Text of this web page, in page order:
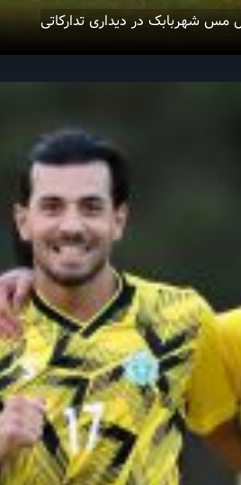
مس شهربابک در دیداری تدارکاتی